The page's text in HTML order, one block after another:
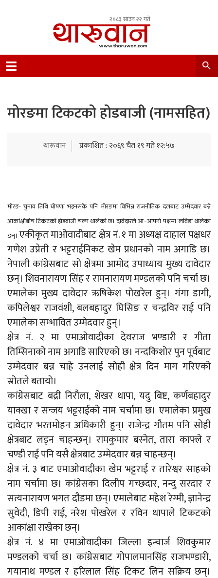
२०८३ साउन २२ गते
Nepal.
मोरङमा टिकटको होडबाजी (नामसहित)
थारूवान प्रकाशित : २०६९ चैत १९ गते १२:५७
मोरङ- चुनाव तिथि घोषणा भइनसके पनि मोरङमा विभिन्न राजनीतिक दलबाट उम्मेदवार बन्ने
आकांक्षीबीच टिकटको होडबाजी चल्न थालेको छ। दावेदारले आ–आफ्नो पक्षमा ‘लविङ’ थालेका
छन्। एकीकृत माओवादीबाट क्षेत्र नं. १ मा अध्यक्ष दाहाल पक्षधर
गणेश उप्रेती र भट्टराईनिकट खेम प्रधानको नाम अगाडि छ।
नेपाली कांग्रेसबाट सो क्षेत्रमा आमोद उपाध्याय मुख्य दावेदार
छन्। शिवनारायण सिंह र रामनारायण मण्डलको पनि चर्चा छ।
एमालेका मुख्य दावेदार ऋषिकेश पोखरेल हुन्। गंगा डागी,
कपिलेश्वर राजवंशी, बलबहादुर घिसिङ र चन्द्रविर राई पनि
एमालेका सम्भावित उम्मेदवार हुन्।
क्षेत्र नं. २ मा एमाओवादीका देवराज भण्डारी र गीता
तिम्सिनाको नाम अगाडि सारिएको छ। नन्दकिशोर पुन पूर्वबाट
उम्मेदवार बन्न चाहे उनलाई सोही क्षेत्र दिन माग गरिएको
स्रोतले बतायो।
कांग्रेसबाट बद्री निरौला, शेखर थापा, यदु बिष्ट, कर्णबहादुर
याक्खा र सन्जय भट्टराईको नाम चर्चामा छ। एमालेका प्रमुख
दावेदार भरतमोहन अधिकारी हुन्। राजेन्द्र गौतम पनि सोही
क्षेत्रबाट लड्न चाहन्छन्। रामकुमार बस्नेत, तारा काफ्ले र
चण्डी राई पनि यसै क्षेत्रबाट उम्मेदवार बन्न चाहन्छन्।
क्षेत्र नं. ३ बाट एमाओवादीका खेम भट्टराई र तारेश्वर साहको
नाम चर्चामा छ। कांग्रेसका दिलीप गच्छदार, नन्दु सरदार र
सत्यनारायण भगत दौडमा छन्। एमालेबाट महेश रेग्मी, ज्ञानेन्द्र
सुवेदी, डिपी राई, नरेश पोखरेल र रविन थापाले टिकटको
आकांक्षा राखेका छन्।
क्षेत्र नं. ४ मा एमाओवादीका जिल्ला इन्चार्ज शिवकुमार
मण्डलको चर्चा छ। कांग्रेसबाट गोपालमानसिंह राजभण्डारी,
गयानाथ मण्डल र हरिलाल सिंह टिकट लिन सक्रिय छन्।